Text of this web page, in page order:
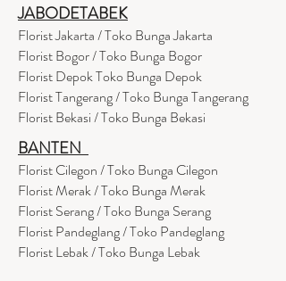
JABODETABEK
Florist Jakarta / Toko Bunga Jakarta
Florist Bogor / Toko Bunga Bogor
Florist Depok Toko Bunga Depok
Florist Tangerang / Toko Bunga Tangerang
Florist Bekasi / Toko Bunga Bekasi
BANTEN
Florist Cilegon / Toko Bunga Cilegon
Florist Merak / Toko Bunga Merak
Florist Serang / Toko Bunga Serang
Florist Pandeglang / Toko Pandeglang
Florist Lebak / Toko Bunga Lebak